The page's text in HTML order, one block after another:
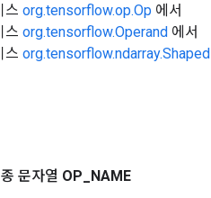
스 org.tensorflow.op.Op 에서
스 org.tensorflow.Operand 에서
스 org.tensorflow.ndarray.Shaped
문자열 OP NAME